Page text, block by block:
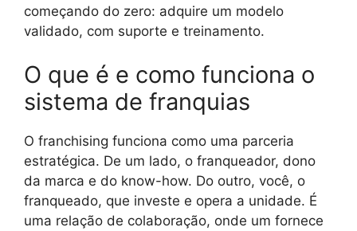
começando do zero: adquire um modelo
validado, com suporte e treinamento.
O que é e como funciona o
sistema de franquias
O franchising funciona como uma parceria
estratégica. De um lado, o franqueador, dono
da marca e do know-how. Do outro, você, o
franqueado, que investe e opera a unidade. É
uma relação de colaboração, onde um fornece